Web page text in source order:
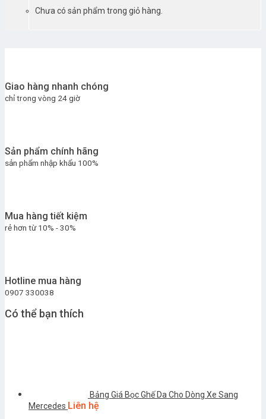
Chưa có sản phẩm trong giỏ hàng.
Giao hàng nhanh chóng
chỉ trong vòng 24 giờ
Sản phẩm chính hãng
sản phẩm nhập khẩu 100%
Mua hàng tiết kiệm
rẻ hơn từ 10% - 30%
Hotline mua hàng
0907 330038
Có thể bạn thích
Bảng Giá Bọc Ghế Da Cho Dòng Xe Sang
Mercedes Liên hệ